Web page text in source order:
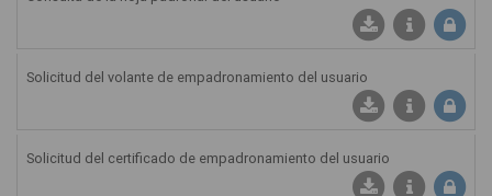
Solicitud del volante de empadronamiento del usuario
Solicitud del certificado de empadronamiento del usuario